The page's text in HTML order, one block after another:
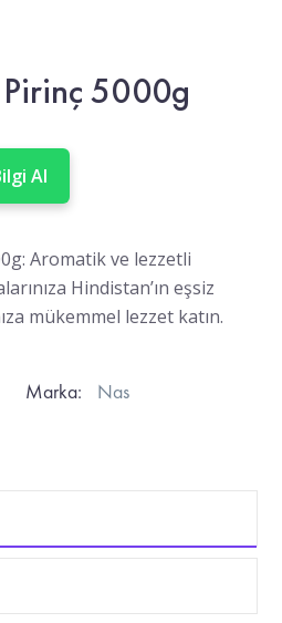
5000g
Al
Aromatik ve lezzetli
Hindistan’ın eşsiz
mükemmel lezzet katın.
Marka: Nas